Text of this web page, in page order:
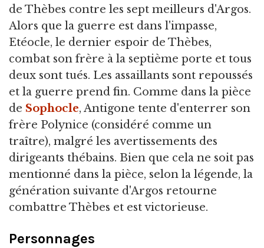
de Thèbes contre les sept meilleurs d'Argos.
Alors que la guerre est dans l'impasse,
Etéocle, le dernier espoir de Thèbes,
combat son frère à la septième porte et tous
deux sont tués. Les assaillants sont repoussés
et la guerre prend fin. Comme dans la pièce
de Sophocle, Antigone tente d'enterrer son
frère Polynice (considéré comme un
traître), malgré les avertissements des
dirigeants thébains. Bien que cela ne soit pas
mentionné dans la pièce, selon la légende, la
génération suivante d'Argos retourne
combattre Thèbes et est victorieuse.
Personnages